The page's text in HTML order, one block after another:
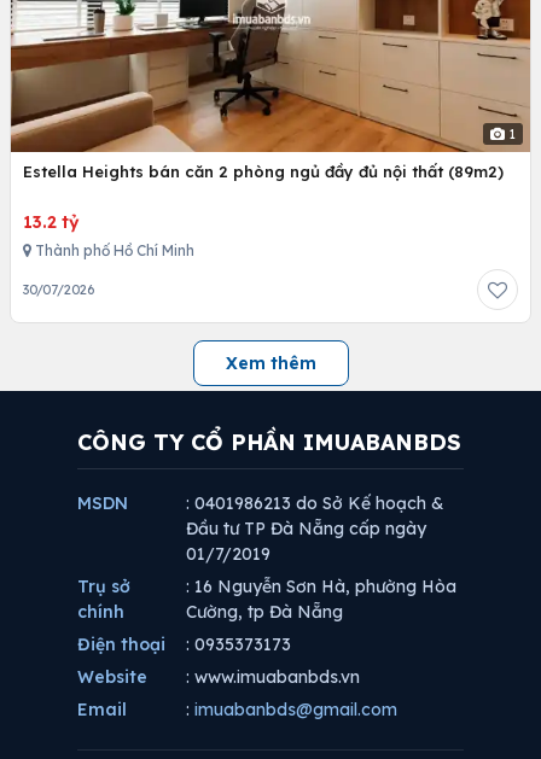
1
Estella Heights bán căn 2 phòng ngủ đầy đủ nội thất (89m2)
13.2 tỷ
Thành phố Hồ Chí Minh
30/07/2026
Xem thêm
CÔNG TY CỔ PHẦN IMUABANBDS
MSDN
: 0401986213 do Sở Kế hoạch &
Đầu tư TP Đà Nẵng cấp ngày
01/7/2019
Trụ sở
chính
: 16 Nguyễn Sơn Hà, phường Hòa
Cường, tp Đà Nẵng
Điện thoại
: 0935373173
Website
: www.imuabanbds.vn
Email
: imuabanbds@gmail.com